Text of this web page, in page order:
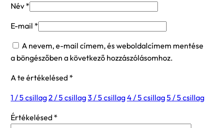
Név *
E-mail *
A nevem, e-mail címem, és weboldalcímem mentése
a böngészőben a következő hozzászólásomhoz.
A te értékelésed *
1 / 5 csillag2 / 5 csillag3 / 5 csillag4 / 5 csillag5 / 5 csillag
Értékelésed *